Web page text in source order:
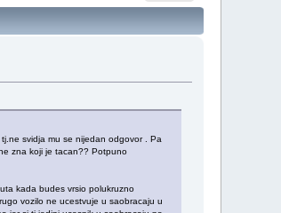
svidja mu se nijedan odgovor . Pa
zna koji je tacan?? Potpuno
kada budes vrsio polukruzno
vozilo ne ucestvuje u saobracaju u